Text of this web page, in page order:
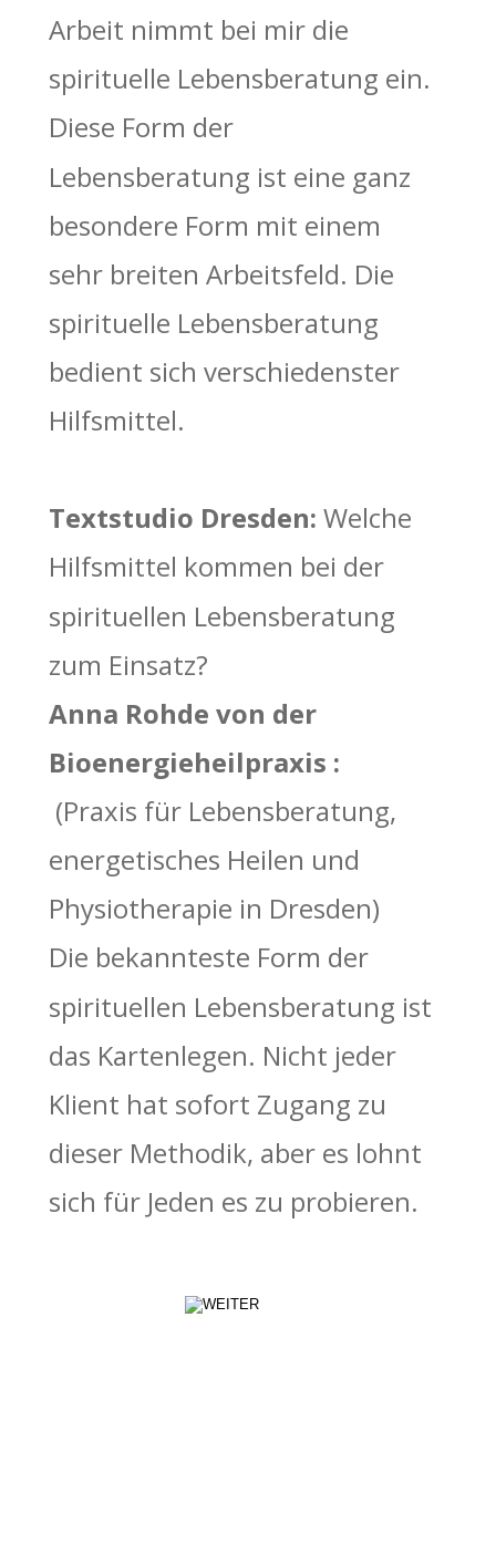
Arbeit nimmt bei mir die
spirituelle Lebensberatung ein.
Diese Form der
Lebensberatung ist eine ganz
besondere Form mit einem
sehr breiten Arbeitsfeld. Die
spirituelle Lebensberatung
bedient sich verschiedenster
Hilfsmittel.
Textstudio Dresden: Welche
Hilfsmittel kommen bei der
spirituellen Lebensberatung
zum Einsatz?
Anna Rohde von der
Bioenergieheilpraxis :
(Praxis für Lebensberatung,
energetisches Heilen und
Physiotherapie in Dresden)
Die bekannteste Form der
spirituellen Lebensberatung ist
das Kartenlegen. Nicht jeder
Klient hat sofort Zugang zu
dieser Methodik, aber es lohnt
sich für Jeden es zu probieren.